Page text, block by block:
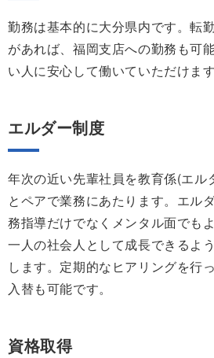
勤務は基本的に大分県内です。転
があれば、福岡支店への勤務も可
い人に安心して働いていただけます
エルダー制度
年次の近い先輩社員を教育係(エ
とペアで業務にあたります。エル
務指導だけでなくメンタル面でも
一人の社会人として成長できるよ
します。定期的なヒアリングを行
入替も可能です。
資格取得